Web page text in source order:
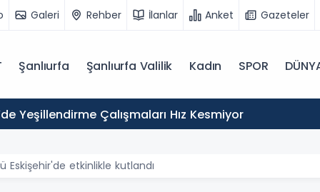
Galeri Rehber İlanlar Anket Gazeteler
Şanlıurfa Şanlıurfa Valilik Kadın SPOR
Yeşillendirme Çalışmaları Hız Kesmiyor
Eskişehir'de etkinlikle kutlandı